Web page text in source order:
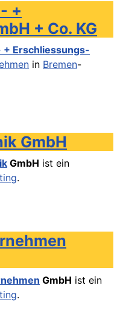
+
+ Co. KG
+ Erschliessungs-
in Bremen-
GmbH
GmbH ist ein
.
GmbH ist ein
.